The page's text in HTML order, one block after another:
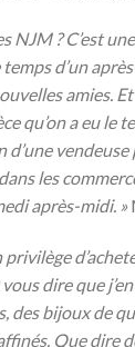
NJM ? C’est
d’un
amies.
qu’on a eu le
d’une
les
après-midi. »
privilège
dire que
des bijoux de
Que dire